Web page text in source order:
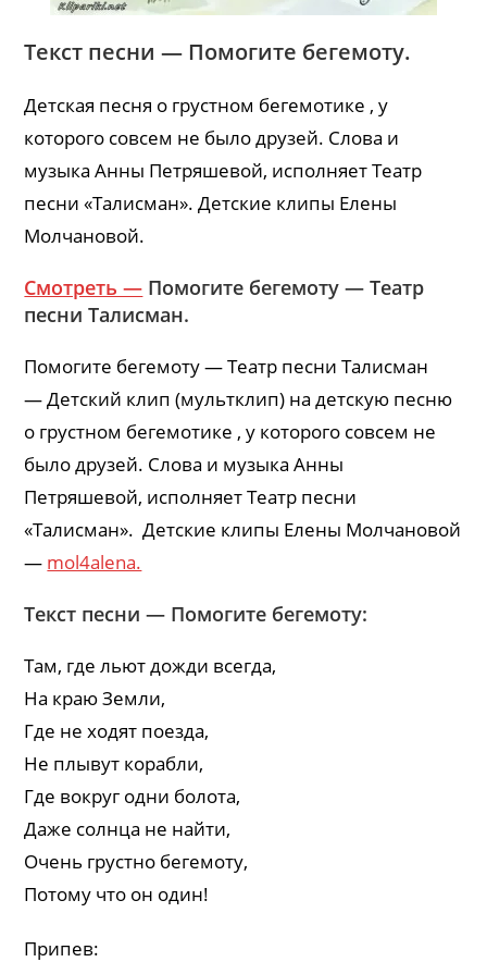
Текст песни — Помогите бегемоту.
Детская песня о грустном бегемотике , у
которого совсем не было друзей. Слова и
музыка Анны Петряшевой, исполняет Театр
песни «Талисман». Детские клипы Елены
Молчановой.
Смотреть — Помогите бегемоту — Театр
песни Талисман.
Помогите бегемоту — Театр песни Талисман
— Детский клип (мультклип) на детскую песню
о грустном бегемотике , у которого совсем не
было друзей. Слова и музыка Анны
Петряшевой, исполняет Театр песни
«Талисман». Детские клипы Елены Молчановой
— mol4alena.
Текст песни — Помогите бегемоту:
Там, где льют дожди всегда,
На краю Земли,
Где не ходят поезда,
Не плывут корабли,
Где вокруг одни болота,
Даже солнца не найти,
Очень грустно бегемоту,
Потому что он один!
Припев: